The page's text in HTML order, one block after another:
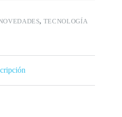
, TECNOLOGÍA